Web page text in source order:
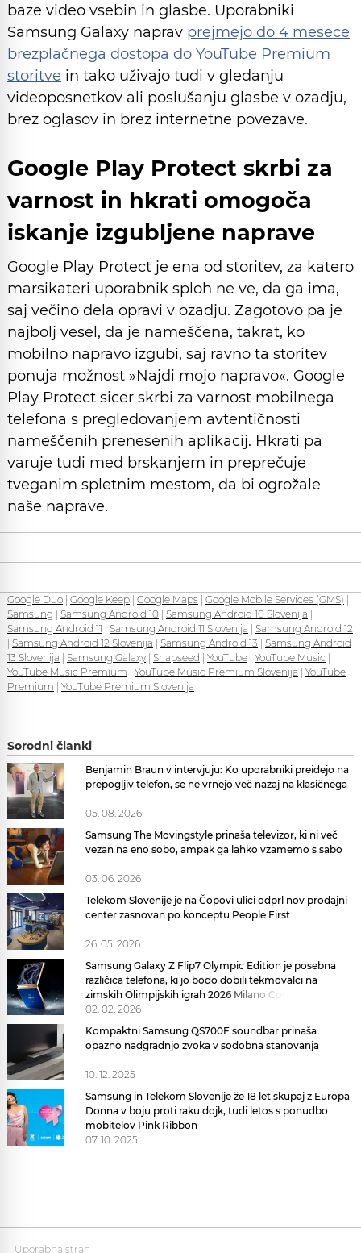
baze video vsebin in glasbe. Uporabniki
Samsung Galaxy naprav prejmejo do 4 mesece
brezplačnega dostopa do YouTube Premium
storitve in tako uživajo tudi v gledanju
videoposnetkov ali poslušanju glasbe v ozadju,
brez oglasov in brez internetne povezave.
Google Play Protect skrbi za
varnost in hkrati omogoča
iskanje izgubljene naprave
Google Play Protect je ena od storitev, za katero
marsikateri uporabnik sploh ne ve, da ga ima,
saj večino dela opravi v ozadju. Zagotovo pa je
najbolj vesel, da je nameščena, takrat, ko
mobilno napravo izgubi, saj ravno ta storitev
ponuja možnost »Najdi mojo napravo«. Google
Play Protect sicer skrbi za varnost mobilnega
telefona s pregledovanjem avtentičnosti
nameščenih prenesenih aplikacij. Hkrati pa
varuje tudi med brskanjem in preprečuje
tveganim spletnim mestom, da bi ogrožale
naše naprave.
Google Duo | Google Keep | Google Maps | Google Mobile Services (GMS) |
Samsung | Samsung Android 10 | Samsung Android 10 Slovenija |
Samsung Android 11 | Samsung Android 11 Slovenija | Samsung Android 12
| Samsung Android 12 Slovenija | Samsung Android 13 | Samsung Android
13 Slovenija | Samsung Galaxy | Snapseed | YouTube | YouTube Music |
YouTube Music Premium | YouTube Music Premium Slovenija | YouTube
Premium | YouTube Premium Slovenija
Sorodni članki
Benjamin Braun v intervjuju: Ko uporabniki preidejo na
prepogljiv telefon, se ne vrnejo več nazaj na klasičnega
05. 08. 2026
Samsung The Movingstyle prinaša televizor, ki ni več
vezan na eno sobo, ampak ga lahko vzamemo s sabo
03. 06. 2026
Telekom Slovenije je na Čopovi ulici odprl nov prodajni
center zasnovan po konceptu People First
26. 05. 2026
Samsung Galaxy Z Flip7 Olympic Edition je posebna
različica telefona, ki jo bodo dobili tekmovalci na
zimskih Olimpijskih igrah 2026 Milano Cortina
02. 02. 2026
Kompaktni Samsung QS700F soundbar prinaša
opazno nadgradnjo zvoka v sodobna stanovanja
10. 12. 2025
Samsung in Telekom Slovenije že 18 let skupaj z Europa
Donna v boju proti raku dojk, tudi letos s ponudbo
mobitelov Pink Ribbon
07. 10. 2025
Uporabna stran